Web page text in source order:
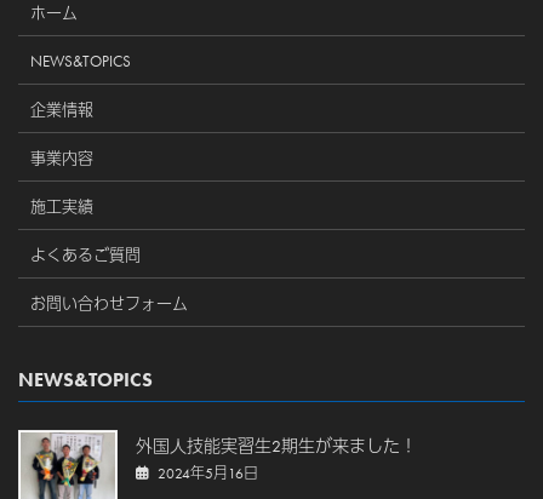
ホーム
NEWS&TOPICS
企業情報
事業内容
施工実績
よくあるご質問
お問い合わせフォーム
NEWS&TOPICS
外国人技能実習生2期生が来ました！
2024年5月16日